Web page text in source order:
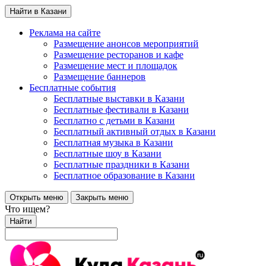
Найти в Казани
Реклама на сайте
Размещение анонсов мероприятий
Размещение ресторанов и кафе
Размещение мест и площадок
Размещение баннеров
Бесплатные события
Бесплатные выставки в Казани
Бесплатные фестивали в Казани
Бесплатно с детьми в Казани
Бесплатный активный отдых в Казани
Бесплатная музыка в Казани
Бесплатные шоу в Казани
Бесплатные праздники в Казани
Бесплатное образование в Казани
Открыть меню Закрыть меню
Что ищем?
Найти